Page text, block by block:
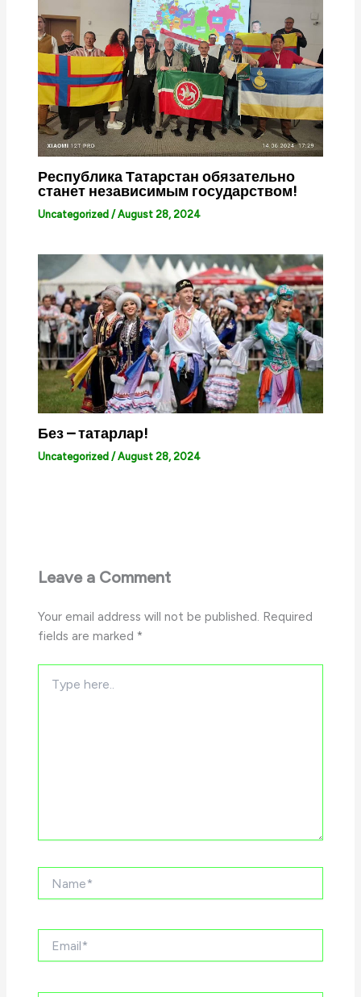
Республика Татарстан обязательно
станет независимым государством!
Uncategorized /August 28, 2024
Без – татарлар!
Uncategorized /August 28, 2024
Leave a Comment
Your email address will not be published. Required
fields are marked*
here..